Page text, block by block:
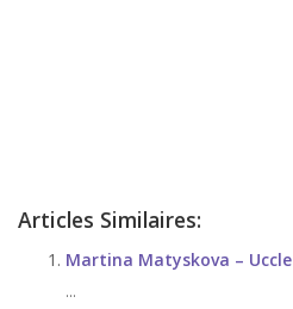
Articles Similaires:
Martina Matyskova – Uccle
...